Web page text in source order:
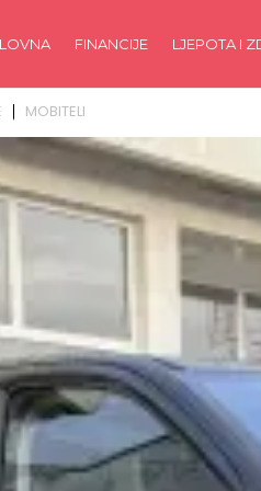
FINANCIJE LJEPOTA I